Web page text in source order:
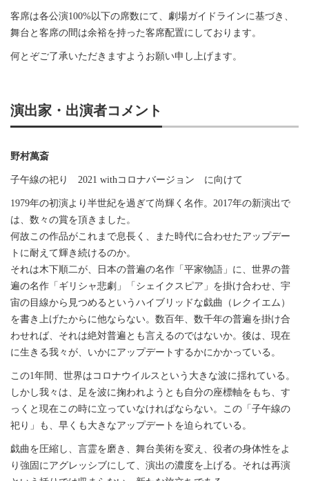
客席は各公演100%以下の席数にて、劇場ガイドラインに基づき、
舞台と客席の間は余裕を持った客席配置にしております。
何とぞご了承いただきますようお願い申し上げます。
演出家・出演者コメント
野村萬斎
子午線の祀り 2021 withコロナバージョン に向けて
1979年の初演より半世紀を過ぎて尚輝く名作。2017年の新演出で
は、数々の賞を頂きました。
何故この作品がこれまで息長く、また時代に合わせたアップデー
トに耐えて輝き続けるのか。
それは木下順二が、日本の普遍の名作「平家物語」に、世界の普
遍の名作「ギリシャ悲劇」「シェイクスピア」を掛け合わせ、宇
宙の目線から見つめるというハイブリッドな戯曲（レクイエム）
を書き上げたからに他ならない。数百年、数千年の普遍を掛け合
わせれば、それは絶対普遍とも言えるのではないか。後は、現在
に生きる我々が、いかにアップデートするかにかかっている。
この1年間、世界はコロナウイルスという大きな波に揺れている。
しかし我々は、足を波に掬われようとも自分の座標軸をもち、す
っくと現在この時に立っていなければならない。この「子午線の
祀り」も、早くも大きなアップデートを迫られている。
戯曲を圧縮し、言霊を磨き、舞台美術を変え、役者の身体性をよ
り強固にアグレッシブにして、演出の濃度を上げる。それは再演